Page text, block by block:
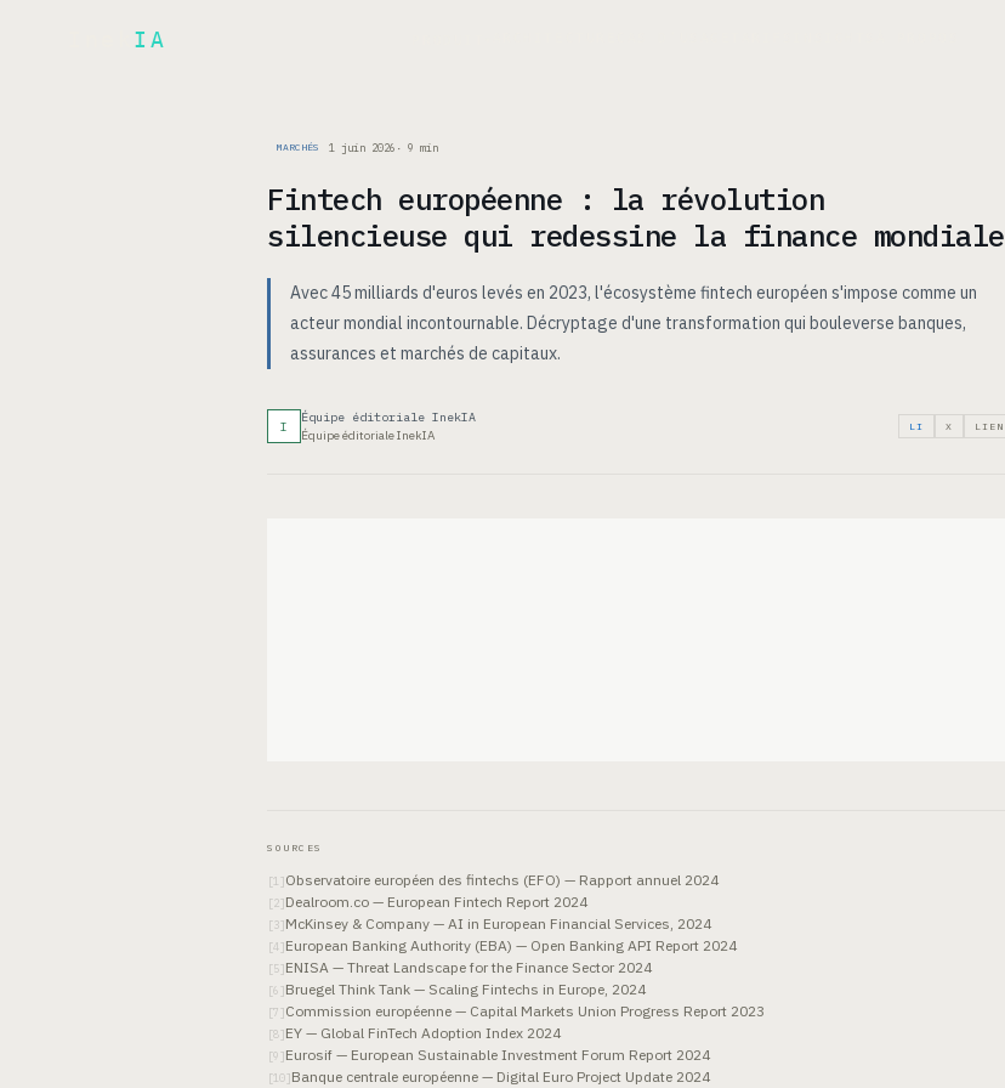
IA
MARCHÉS 1 juin 2026 · 9 min
Fintech européenne : la révolution
silencieuse qui redessine la finance mondiale
Avec 45 milliards d'euros levés en 2023, l'écosystème fintech européen s'impose comme un
acteur mondial incontournable. Décryptage d'une transformation qui bouleverse banques,
assurances et marchés de capitaux.
I
Équipe éditoriale InekIA
Équipe éditoriale InekIA
LI X LIEN
SOURCES
[1 ]Observatoire européen des fintechs (EFO) — Rapport annuel 2024
[2]Dealroom.co — European Fintech Report 2024
[ 3]McKinsey & Company — AI in European Financial Services, 2024
[4 ]European Banking Authority (EBA) — Open Banking API Report 2024
[5]ENISA — Threat Landscape for the Finance Sector 2024
[6 ]Bruegel Think Tank — Scaling Fintechs in Europe, 2024
[7 ]Commission européenne — Capital Markets Union Progress Report 2023
[8]EY — Global FinTech Adoption Index 2024
[9 ]Eurosif — European Sustainable Investment Forum Report 2024
[10]Banque centrale européenne — Digital Euro Project Update 2024